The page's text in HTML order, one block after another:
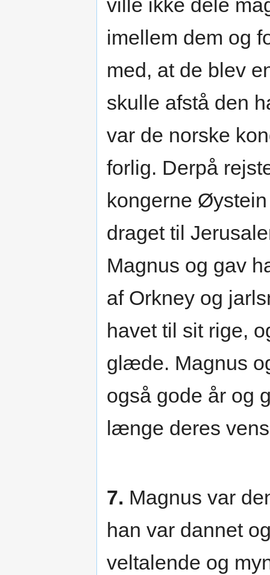
ville ikke dele
imellem dem og
med, at de blev
skulle afstå den
var de norske
forlig. Derpå
kongerne
draget til
Magnus og gav
af Orkney og
havet til sit rige,
glæde. Magnus
også gode år og
længe deres
7. Magnus var
han var dannet
veltalende og